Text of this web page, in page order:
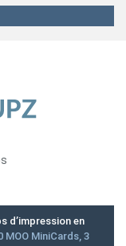
d’impression en
MOO MiniCards, 3